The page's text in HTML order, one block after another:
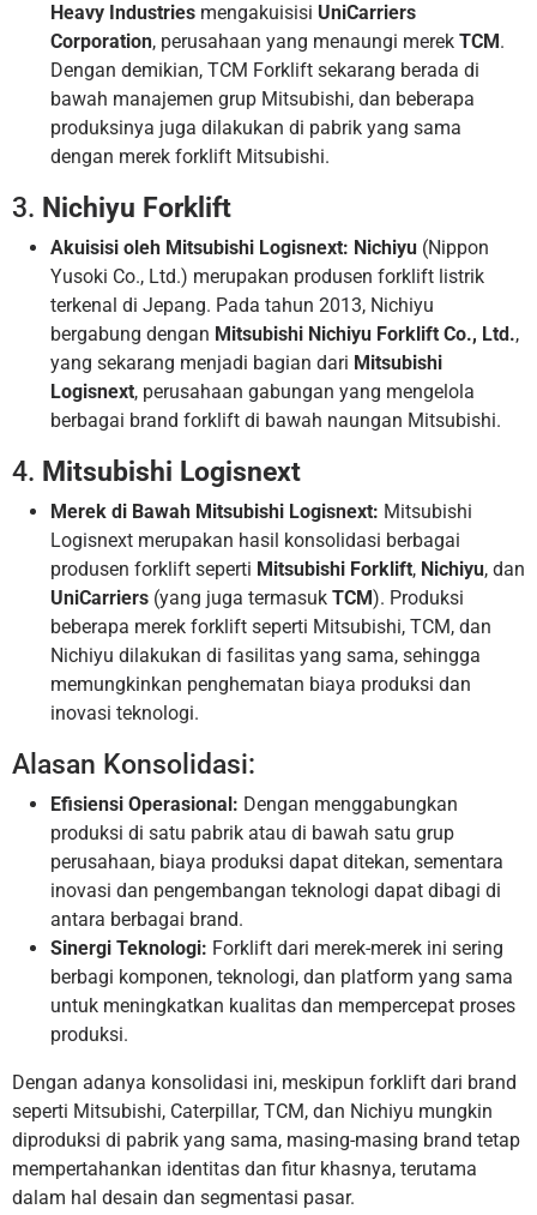
Heavy Industries mengakuisisi UniCarriers
Corporation, perusahaan yang menaungi merek TCM.
Dengan demikian, TCM Forklift sekarang berada di
bawah manajemen grup Mitsubishi, dan beberapa
produksinya juga dilakukan di pabrik yang sama
dengan merek forklift Mitsubishi.
3. Nichiyu Forklift
Akuisisi oleh Mitsubishi Logisnext: Nichiyu (Nippon
Yusoki Co., Ltd.) merupakan produsen forklift listrik
terkenal di Jepang. Pada tahun 2013, Nichiyu
bergabung dengan Mitsubishi Nichiyu Forklift Co., Ltd.,
yang sekarang menjadi bagian dari Mitsubishi
Logisnext, perusahaan gabungan yang mengelola
berbagai brand forklift di bawah naungan Mitsubishi.
4. Mitsubishi Logisnext
Merek di Bawah Mitsubishi Logisnext: Mitsubishi
Logisnext merupakan hasil konsolidasi berbagai
produsen forklift seperti Mitsubishi Forklift, Nichiyu, dan
UniCarriers (yang juga termasuk TCM). Produksi
beberapa merek forklift seperti Mitsubishi, TCM, dan
Nichiyu dilakukan di fasilitas yang sama, sehingga
memungkinkan penghematan biaya produksi dan
inovasi teknologi.
Alasan Konsolidasi:
Efisiensi Operasional: Dengan menggabungkan
produksi di satu pabrik atau di bawah satu grup
perusahaan, biaya produksi dapat ditekan, sementara
inovasi dan pengembangan teknologi dapat dibagi di
antara berbagai brand.
Sinergi Teknologi: Forklift dari merek-merek ini sering
berbagi komponen, teknologi, dan platform yang sama
untuk meningkatkan kualitas dan mempercepat proses
produksi.
Dengan adanya konsolidasi ini, meskipun forklift dari brand
seperti Mitsubishi, Caterpillar, TCM, dan Nichiyu mungkin
diproduksi di pabrik yang sama, masing-masing brand tetap
mempertahankan identitas dan fitur khasnya, terutama
dalam hal desain dan segmentasi pasar.